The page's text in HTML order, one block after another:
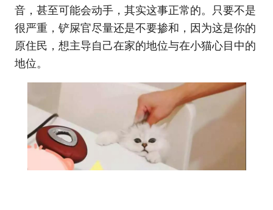
音，甚至可能会动手，其实这事正常的。只要不是
很严重，铲屎官尽量还是不要掺和，因为这是你的
原住民，想主导自己在家的地位与在小猫心目中的
地位。